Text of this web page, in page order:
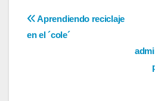
Navegación
Aprendiendo reciclaje
en el ´cole´